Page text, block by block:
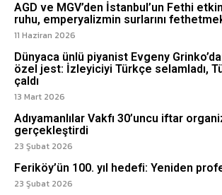
AGD ve MGV’den İstanbul’un Fethi
ruhu, emperyalizmin surlarını
11 Haziran 2026
Dünyaca ünlü piyanist Evgeny
özel jest: İzleyiciyi Türkçe selamladı,
çaldı
13 Mart 2026
Adıyamanlılar Vakfı 30’uncu iftar
gerçekleştirdi
23 Şubat 2026
Feriköy’ün 100. yıl hedefi: Yeniden
23 Şubat 2026